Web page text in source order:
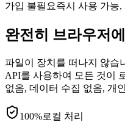
가입 불필요즉시 사용 가능,
완전히 브라우저
파일이 장치를 떠나지 않습
API를 사용하여 모든 것이
없음, 데이터 수집 없음, 개
100%로컬 처리